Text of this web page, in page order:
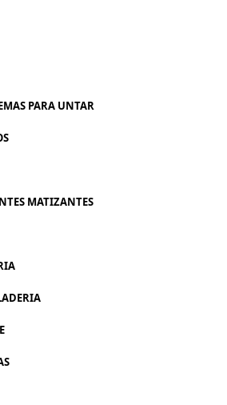
PARA UNTAR
MATIZANTES